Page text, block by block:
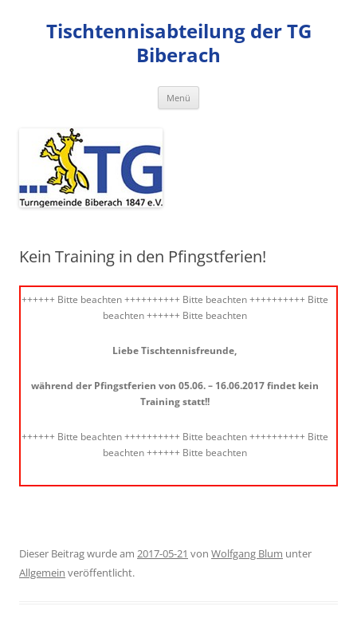
springenTischtennisabteilung der TG
Biberach
Menü
Kein Training in den Pfingstferien!
++++++ Bitte beachten ++++++++++ Bitte beachten ++++++++++ Bitte
beachten ++++++ Bitte beachten
Liebe Tischtennisfreunde,
während der Pfingstferien von 05.06. – 16.06.2017 findet kein
Training statt!!
++++++ Bitte beachten ++++++++++ Bitte beachten ++++++++++ Bitte
beachten ++++++ Bitte beachten
Dieser Beitrag wurde am 2017-05-21 von Wolfgang Blum unter
Allgemein veröffentlicht.